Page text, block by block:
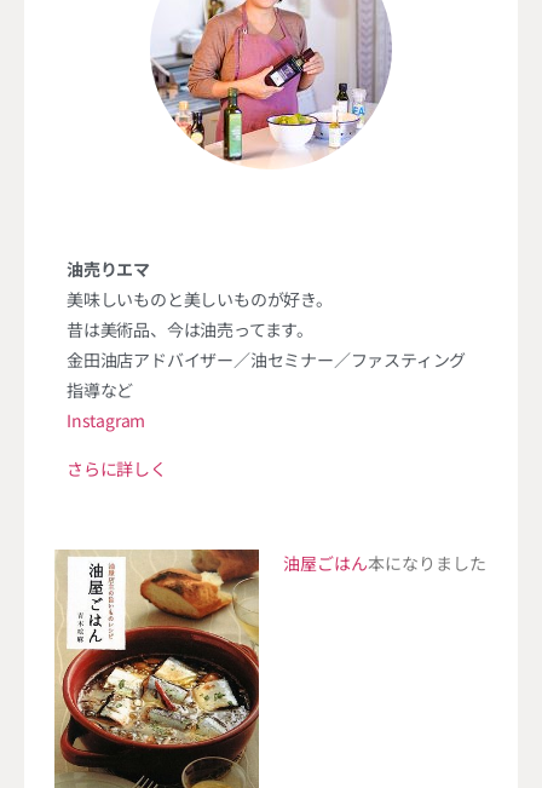
油売りエマ
美味しいものと美しいものが好き。
昔は美術品、今は油売ってます。
金田油店アドバイザー／油セミナー／ファスティング
指導など
Instagram
さらに詳しく
油屋ごはん本になりました